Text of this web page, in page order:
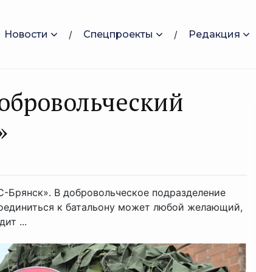
Новости Спецпроекты Редакция
В добровольческое подразделение
к батальону может любой желающий,
...